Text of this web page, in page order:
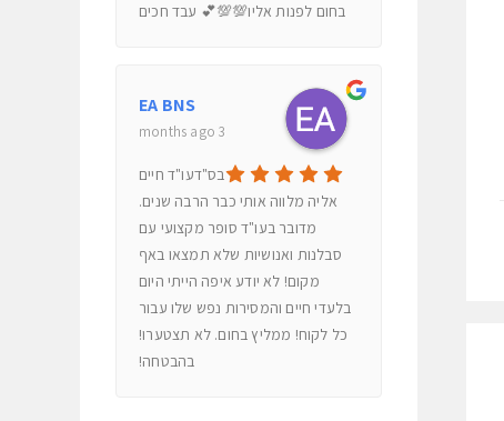
בחום לפנות אליו💯💯💕 עבד חכים
EA BNS
3 months ago
בס"דעו"ד חיים
אליה מלווה אותי כבר הרבה שנים.
מדובר בעו"ד סופר מקצועי עם
סבלנות ואנושיות שלא תמצאו באף
מקום! לא יודע איפה הייתי היום
בלעדי חיים והמסירות נפש שלו עבור
כל לקוח! ממליץ בחום. לא תצטערו!
בהבטחה!